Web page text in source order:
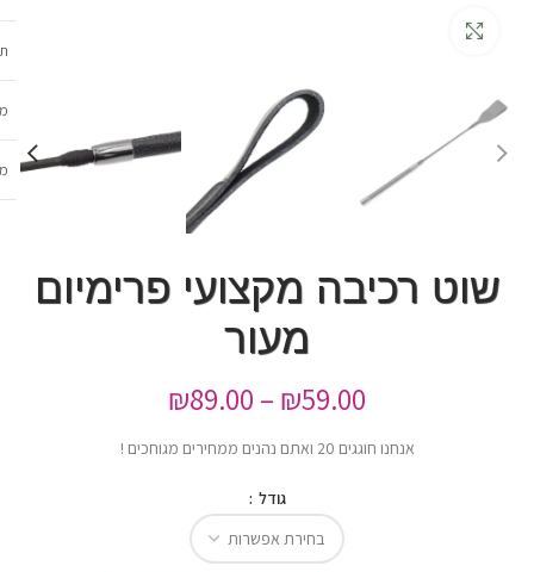
שוט רכיבה מקצועי פרימיום
מעור
₪59.00
–
₪89.00
אנחנו חוגגים 20 ואתם נהנים ממחירים מגוחכים !
גודל